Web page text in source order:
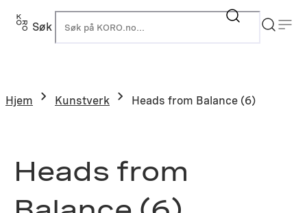
Hopp
Søk
Hjem Kunstverk Heads from Balance (6)
Heads from